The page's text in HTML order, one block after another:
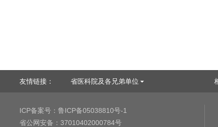
友情链接： 省医科院及各兄弟单位
ICP备案号： 鲁ICP备05038810号-1
省公网安备： 37010402000784号